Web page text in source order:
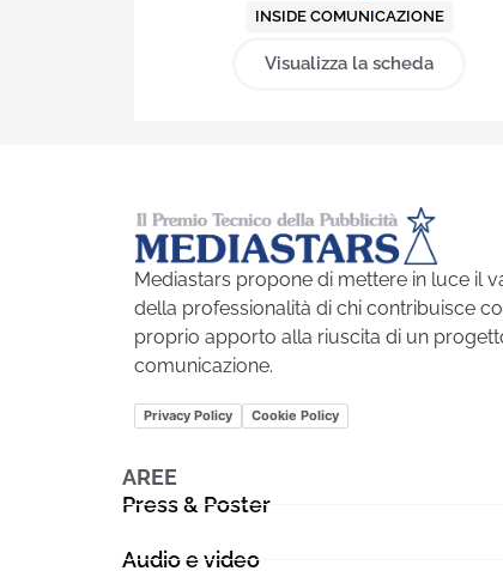
INSIDE COMUNICAZIONE
Visualizza la scheda
Mediastars propone di mettere in luce il
della professionalità di chi contribuisce
proprio apporto alla riuscita di un
comunicazione.
Privacy Policy Cookie Policy
AREE
Press & Poster
Audio e video